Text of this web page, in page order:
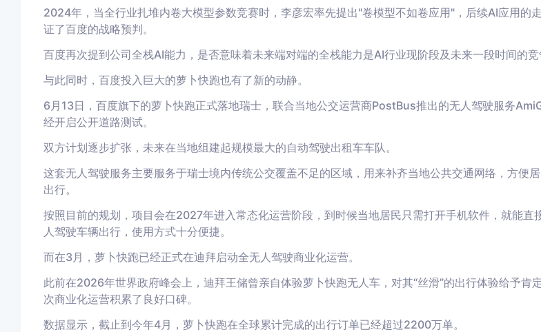
2024年，当全行业扎堆内卷大模型参数竞赛时，李彦宏率先提出"卷模型不如卷应用"，后续AI应用的
证了百度的战略预判。
百度再次提到公司全栈AI能力，是否意味着未来端对端的全栈能力是AI行业现阶段及未来一段时间的竞
与此同时，百度投入巨大的萝卜快跑也有了新的动静。
6月13日，百度旗下的萝卜快跑正式落地瑞士，联合当地公交运营商PostBus推出的无人驾驶服务
经开启公开道路测试。
双方计划逐步扩张，未来在当地组建起规模最大的自动驾驶出租车车队。
这套无人驾驶服务主要服务于瑞士境内传统公交覆盖不足的区域，用来补齐当地公共交通网络，方便
出行。
按照目前的规划，项目会在2027年进入常态化运营阶段，到时候当地居民只需打开手机软件，就能直
人驾驶车辆出行，使用方式十分便捷。
而在3月，萝卜快跑已经正式在迪拜启动全无人驾驶商业化运营。
此前在2026年世界政府峰会上，迪拜王储曾亲自体验萝卜快跑无人车，对其“丝滑”的出行体验给予肯
次商业化运营积累了良好口碑。
数据显示，截止到今年4月，萝卜快跑在全球累计完成的出行订单已经超过2200万单。